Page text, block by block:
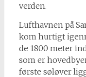
verden.
Lufthavnen på
kom hurtigt
de 1800 meter
som er
første søløver